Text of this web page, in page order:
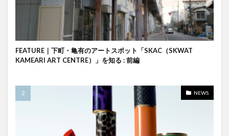
FEATURE｜下町・亀有のアートスポット「SKAC（SKWAT
KAMEARI ART CENTRE）」を知る : 前編
NEWS